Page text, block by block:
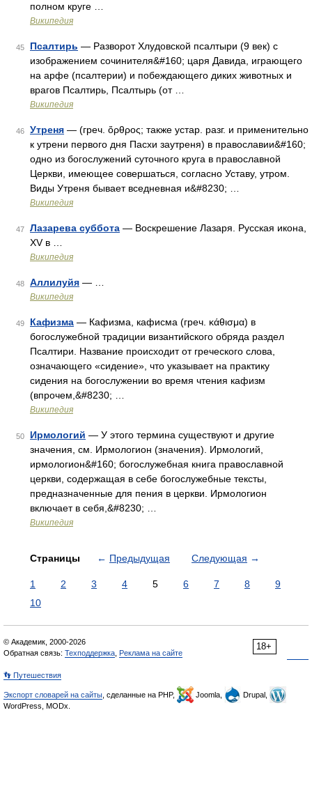
полном круге …
Википедия
45 Псалтирь — Разворот Хлудовской псалтыри (9 век) с
изображением сочинителя&#160; царя Давида, играющего
на арфе (псалтерии) и побеждающего диких животных и
врагов Псалтирь, Псалтырь (от …
Википедия
46 Утреня — (греч. ὄρθρος; также устар. разг. и применительно
к утрени первого дня Пасхи заутреня) в православии&#160;
одно из богослужений суточного круга в православной
Церкви, имеющее совершаться, согласно Уставу, утром.
Виды Утреня бывает вседневная и&#8230; …
Википедия
47 Лазарева суббота — Воскрешение Лазаря. Русская икона,
XV в …
Википедия
48 Аллилуйя — …
Википедия
49 Кафизма — Кафизма, кафисма (греч. κάθισμα) в
богослужебной традиции византийского обряда раздел
Псалтири. Название происходит от греческого слова,
означающего «сидение», что указывает на практику
сидения на богослужении во время чтения кафизм
(впрочем,&#8230; …
Википедия
50 Ирмологий — У этого термина существуют и другие
значения, см. Ирмологион (значения). Ирмологий,
ирмологион&#160; богослужебная книга православной
церкви, содержащая в себе богослужебные тексты,
предназначенные для пения в церкви. Ирмологион
включает в себя,&#8230; …
Википедия
Страницы ← Предыдущая Следующая →
1 2 3 4 5 6 7 8
9
10
18+
© Академик, 2000-2026
Обратная связь: Техподдержка Реклама на сайте
👣 Путешествия
Экспорт словарей на сайты , сделанные на PHP, Joomla,
Drupal,
WordPress, MODx.